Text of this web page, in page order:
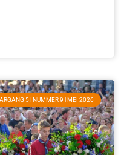
5 | NUMMER 9 | MEI 2026